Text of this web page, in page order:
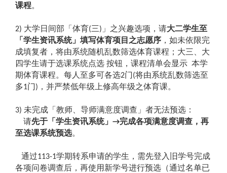
课程。
2) 大学日间部「体育(三) 」之兴趣选项，请大二学生至
「学生资讯系统」填写体育项目之志愿序 ，如未依限完
成填复者，将由系统随机乱数筛选体育课程；大三、大
四学生请于选课系统点选 按钮，课程清单会显示 本学
期体育课程。每人至多可各选2门(将由系统乱数筛选至
多1门) ，并严禁低年级上修高年级之体育课。
3) 未完成「教师、导师满意度调查」者无法预选：
请先于「学生资讯系统」 →完成各项满意度调查，再
至选课系统预选。
通过113-1学期转系申请的学生，需先登入旧学号完成
各项问卷调查后，再使用新学号进行预选（通过名单已